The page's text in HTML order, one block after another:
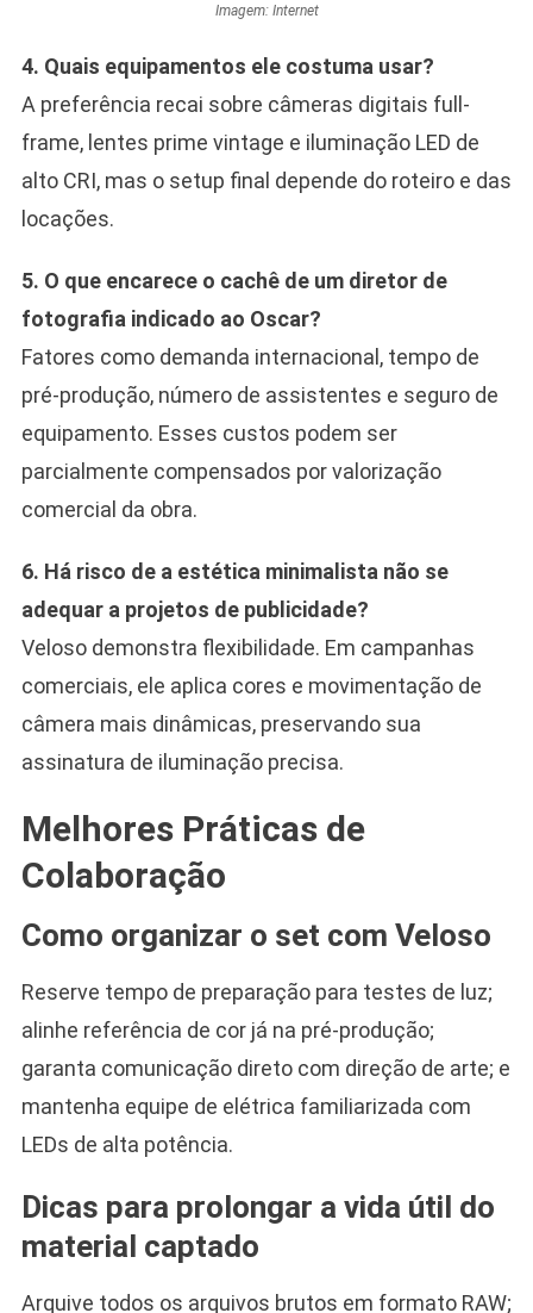
Imagem: Internet
4. Quais equipamentos ele costuma usar?
A preferência recai sobre câmeras digitais full-
frame, lentes prime vintage e iluminação LED de
alto CRI, mas o setup final depende do roteiro e das
locações.
5. O que encarece o cachê de um diretor de
fotografia indicado ao Oscar?
Fatores como demanda internacional, tempo de
pré-produção, número de assistentes e seguro de
equipamento. Esses custos podem ser
parcialmente compensados por valorização
comercial da obra.
6. Há risco de a estética minimalista não se
adequar a projetos de publicidade?
Veloso demonstra flexibilidade. Em campanhas
comerciais, ele aplica cores e movimentação de
câmera mais dinâmicas, preservando sua
assinatura de iluminação precisa.
Melhores Práticas de
Colaboração
Como organizar o set com Veloso
Reserve tempo de preparação para testes de luz;
alinhe referência de cor já na pré-produção;
garanta comunicação direto com direção de arte; e
mantenha equipe de elétrica familiarizada com
LEDs de alta potência.
Dicas para prolongar a vida útil do
material captado
Arquive todos os arquivos brutos em formato RAW;